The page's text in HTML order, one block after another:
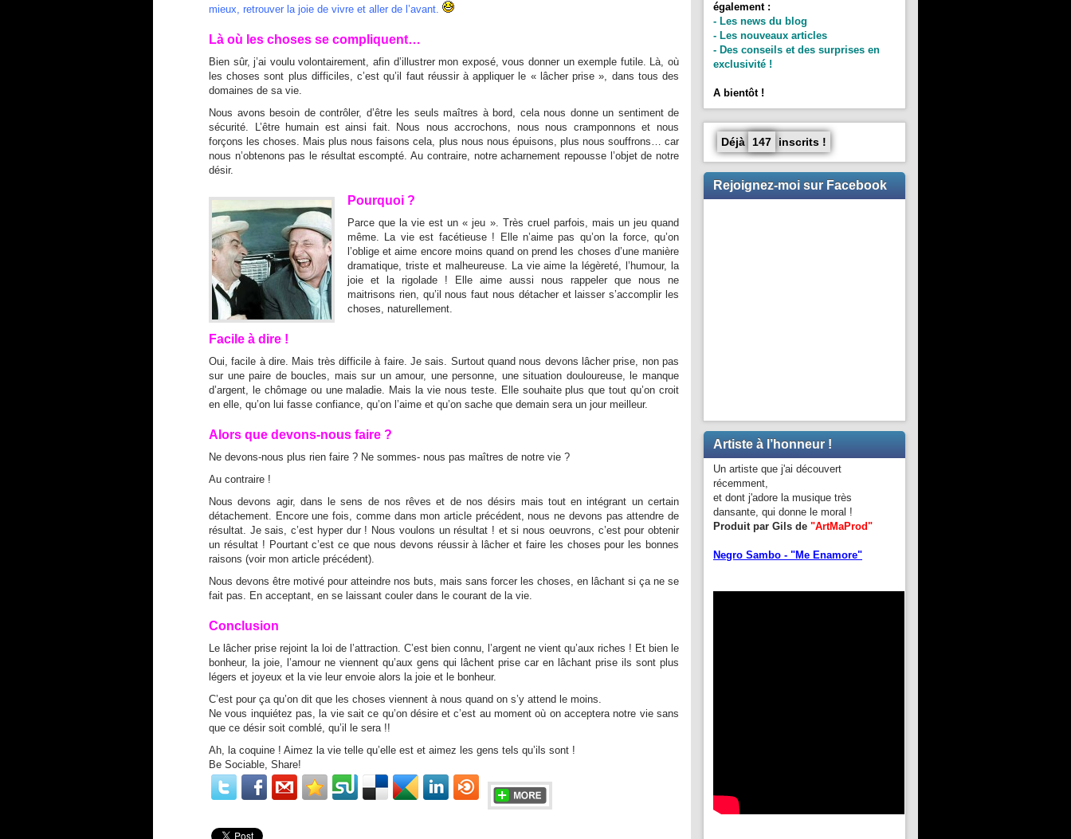
mieux, retrouver la joie de vivre et aller de l’avant.
Là où les choses se compliquent…
Bien sûr, j’ai voulu volontairement, afin d’illustrer mon exposé, vous donner un exemple futile. Là, où
les choses sont plus difficiles, c’est qu’il faut réussir à appliquer le « lâcher prise », dans tous des
domaines de sa vie.
Nous avons besoin de contrôler, d’être les seuls maîtres à bord, cela nous donne un sentiment de
sécurité. L’être humain est ainsi fait. Nous nous accrochons, nous nous cramponnons et nous
forçons les choses. Mais plus nous faisons cela, plus nous nous épuisons, plus nous souffrons… car
nous n’obtenons pas le résultat escompté. Au contraire, notre acharnement repousse l’objet de notre
désir.
Pourquoi ?
Parce que la vie est un « jeu ». Très cruel parfois, mais un jeu quand
même. La vie est facétieuse ! Elle n’aime pas qu’on la force, qu’on
l’oblige et aime encore moins quand on prend les choses d’une manière
dramatique, triste et malheureuse. La vie aime la légèreté, l’humour, la
joie et la rigolade ! Elle aime aussi nous rappeler que nous ne
maitrisons rien, qu’il nous faut nous détacher et laisser s’accomplir les
choses, naturellement.
Facile à dire !
Oui, facile à dire. Mais très difficile à faire. Je sais. Surtout quand nous devons lâcher prise, non pas
sur une paire de boucles, mais sur un amour, une personne, une situation douloureuse, le manque
d’argent, le chômage ou une maladie. Mais la vie nous teste. Elle souhaite plus que tout qu’on croit
en elle, qu’on lui fasse confiance, qu’on l’aime et qu’on sache que demain sera un jour meilleur.
Alors que devons-nous faire ?
Ne devons-nous plus rien faire ? Ne sommes- nous pas maîtres de notre vie ?
Au contraire !
Nous devons agir, dans le sens de nos rêves et de nos désirs mais tout en intégrant un certain
détachement. Encore une fois, comme dans mon article précédent, nous ne devons pas attendre de
résultat. Je sais, c’est hyper dur ! Nous voulons un résultat ! et si nous oeuvrons, c’est pour obtenir
un résultat ! Pourtant c’est ce que nous devons réussir à lâcher et faire les choses pour les bonnes
raisons (voir mon article précédent).
Nous devons être motivé pour atteindre nos buts, mais sans forcer les choses, en lâchant si ça ne se
fait pas. En acceptant, en se laissant couler dans le courant de la vie.
Conclusion
Le lâcher prise rejoint la loi de l’attraction. C’est bien connu, l’argent ne vient qu’aux riches ! Et bien le
bonheur, la joie, l’amour ne viennent qu’aux gens qui lâchent prise car en lâchant prise ils sont plus
légers et joyeux et la vie leur envoie alors la joie et le bonheur.
C’est pour ça qu’on dit que les choses viennent à nous quand on s’y attend le moins.
Ne vous inquiétez pas, la vie sait ce qu’on désire et c’est au moment où on acceptera notre vie sans
que ce désir soit comblé, qu’il le sera !!
Ah, la coquine ! Aimez la vie telle qu’elle est et aimez les gens tels qu’ils sont !
Be Sociable, Share!
également :
- Les news du blog
- Les nouveaux articles
- Des conseils et des surprises en
exclusivité !
A bientôt !
Déjà 147 inscrits !
Rejoignez-moi sur Facebook
Artiste à l’honneur !
Un artiste que j'ai découvert
récemment,
et dont j'adore la musique très
dansante, qui donne le moral !
Produit par Gils de "ArtMaProd"
Negro Sambo - "Me Enamore"